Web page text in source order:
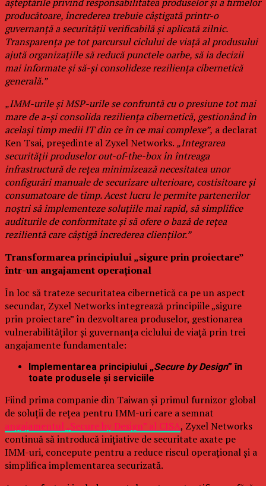
producătoare, încrederea trebuie câștigată printr-o
guvernanță a securității verificabilă și aplicată zilnic.
Transparența pe tot parcursul ciclului de viață al produsului
ajută organizațiile să reducă punctele oarbe, să ia decizii
mai informate și să-și consolideze reziliența cibernetică
generală.”
„IMM-urile și MSP-urile se confruntă cu o presiune tot mai
mare de a-și consolida reziliența cibernetică, gestionând în
același timp medii IT din ce în ce mai complexe”, a declarat
Ken Tsai, președinte al Zyxel Networks. „Integrarea
securității produselor out-of-the-box în întreaga
infrastructură de rețea minimizează necesitatea unor
configurări manuale de securizare ulterioare, costisitoare și
consumatoare de timp. Acest lucru le permite partenerilor
noștri să implementeze soluțiile mai rapid, să simplifice
auditurile de conformitate și să ofere o bază de rețea
rezilientă care câștigă încrederea clienților.”
Transformarea principiului „sigure prin proiectare”
într-un angajament operațional
În loc să trateze securitatea cibernetică ca pe un aspect
secundar, Zyxel Networks integrează principiile „sigure
prin proiectare” în dezvoltarea produselor, gestionarea
vulnerabilităților și guvernanța ciclului de viață prin trei
angajamente fundamentale:
Implementarea principiului „Secure by Design” în
toate produsele și serviciile
Fiind prima companie din Taiwan și primul furnizor global
de soluții de rețea pentru IMM-uri care a semnat
angajamentul „Secure by Design” al CISA, Zyxel Networks
continuă să introducă inițiative de securitate axate pe
IMM-uri, concepute pentru a reduce riscul operațional și a
simplifica implementarea securizată.